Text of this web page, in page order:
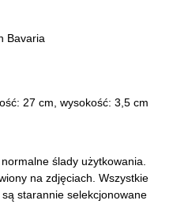
Bavaria
27 cm, wysokość: 3,5 cm
ślady użytkowania.
na zdjęciach. Wszystkie
starannie selekcjonowane